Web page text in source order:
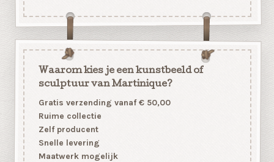
Waarom kies je een kunstbeeld of
sculptuur van Martinique?
Gratis verzending vanaf € 50,00
Ruime collectie
Zelf producent
Snelle levering
Maatwerk mogelijk